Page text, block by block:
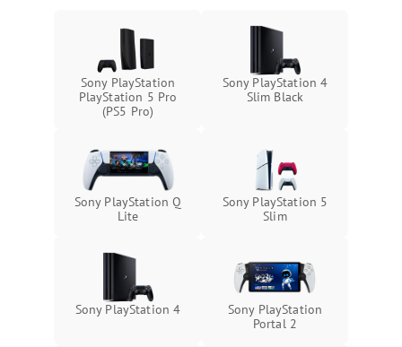
Sony PlayStation
PlayStation 5 Pro
(PS5 Pro)
Sony PlayStation 4
Slim Black
Sony PlayStation Q
Lite
Sony PlayStation 5
Slim
Sony PlayStation 4
Sony PlayStation
Portal 2